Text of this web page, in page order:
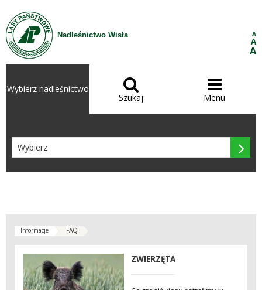
Przejdź do treści
Nadleśnictwo Wisła A
A
A
Wybierz nadleśnictwo 
Szukaj

Menu

Informacje FAQ
ZWIERZĘTA